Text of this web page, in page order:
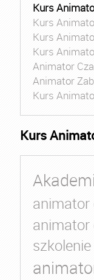
Kurs
Kurs
Kurs
Kurs
Animator
Animator
Kurs
Kurs
animator
animator
szkolenie